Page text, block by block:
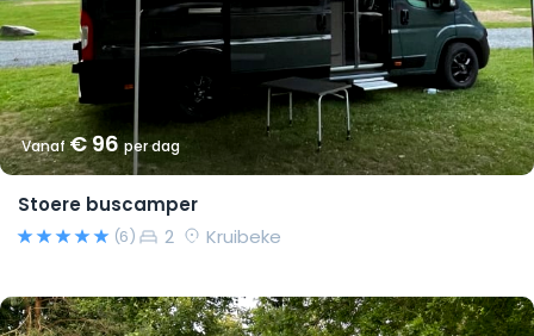
Vanaf€ 96per dag
Stoere buscamper
(6) 2 Kruibeke